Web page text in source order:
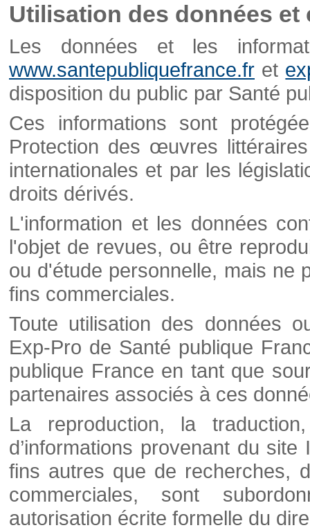
Utilisation des données et
Les données et les
www.santepubliquefrance.fr et
disposition du public par Santé
Ces informations sont
Protection des œuvres
internationales et par les
droits dérivés.
L'information et les données
l'objet de revues, ou être
ou d'étude personnelle, mais ne
fins commerciales.
Toute utilisation des données
Exp-Pro de Santé publique
publique France en tant que
partenaires associés à ces
La reproduction, la
d’informations provenant du
fins autres que de recherches,
commerciales, sont
autorisation écrite formelle du